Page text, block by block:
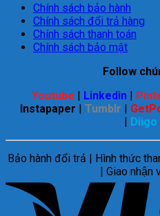
Chính sách bảo hành
Chính sách đổi trả hàng
Chính sách thanh toán
Chính sách bảo mật
Follow
Youtube | Linkedin |
Instapaper | Tumblr |
| Diigo
Bảo hành đổi trả | Hình thức
| Giao nhận